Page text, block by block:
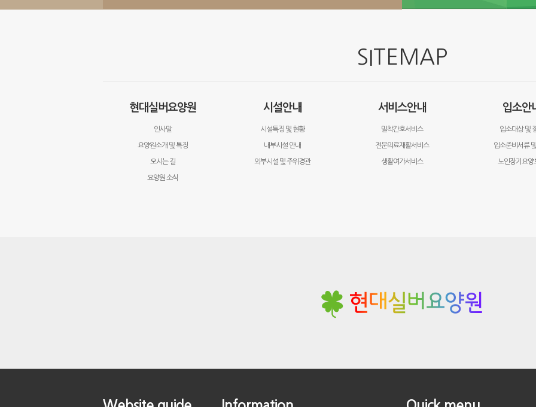
SITEMAP
현대실버요양원
인사말
요양원소개 및 특징
오시는 길
요양원 소식
시설안내
시설특징 및 현황
내부시설 안내
외부시설 및 주위경관
서비스안내
밀착간호서비스
전문의료재활서비스
생활여가서비스
입소안
입소대상 및
입소준비서류
노인장기요양